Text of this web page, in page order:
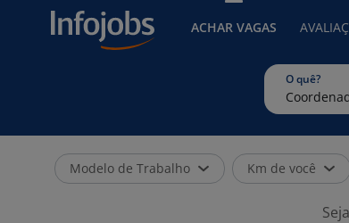
ACHAR VAGAS
O quê?
Modelo de Trabalho Km de você